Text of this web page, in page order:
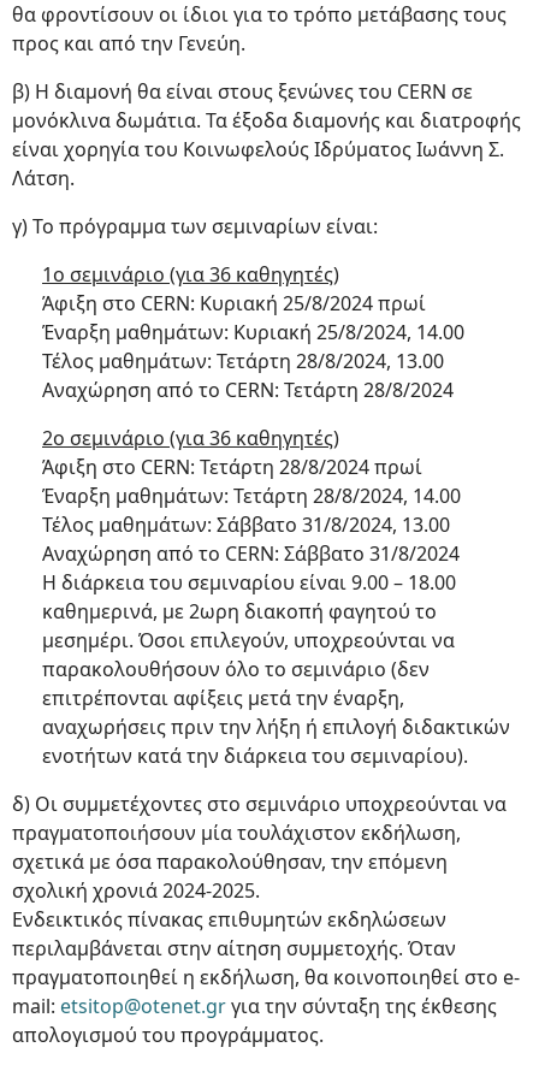
θα φροντίσουν οι ίδιοι για το τρόπο μετάβασης τους
προς και από την Γενεύη.
β) Η διαμονή θα είναι στους ξενώνες του CERN σε
μονόκλινα δωμάτια. Τα έξοδα διαμονής και διατροφής
είναι χορηγία του Κοινωφελούς Ιδρύματος Ιωάννη Σ.
Λάτση.
γ) Το πρόγραμμα των σεμιναρίων είναι:
1ο σεμινάριο (για 36 καθηγητές)
Άφιξη στο CERN: Κυριακή 25/8/2024 πρωί
Έναρξη μαθημάτων: Κυριακή 25/8/2024, 14.00
Τέλος μαθημάτων: Τετάρτη 28/8/2024, 13.00
Αναχώρηση από το CERN: Τετάρτη 28/8/2024
2ο σεμινάριο (για 36 καθηγητές)
Άφιξη στο CERN: Τετάρτη 28/8/2024 πρωί
Έναρξη μαθημάτων: Τετάρτη 28/8/2024, 14.00
Τέλος μαθημάτων: Σάββατο 31/8/2024, 13.00
Αναχώρηση από το CERN: Σάββατο 31/8/2024
Η διάρκεια του σεμιναρίου είναι 9.00 – 18.00
καθημερινά, με 2ωρη διακοπή φαγητού το
μεσημέρι. Όσοι επιλεγούν, υποχρεούνται να
παρακολουθήσουν όλο το σεμινάριο (δεν
επιτρέπονται αφίξεις μετά την έναρξη,
αναχωρήσεις πριν την λήξη ή επιλογή διδακτικών
ενοτήτων κατά την διάρκεια του σεμιναρίου).
δ) Οι συμμετέχοντες στο σεμινάριο υποχρεούνται να
πραγματοποιήσουν μία τουλάχιστον εκδήλωση,
σχετικά με όσα παρακολούθησαν, την επόμενη
σχολική χρονιά 2024-2025.
Ενδεικτικός πίνακας επιθυμητών εκδηλώσεων
περιλαμβάνεται στην αίτηση συμμετοχής. Όταν
πραγματοποιηθεί η εκδήλωση, θα κοινοποιηθεί στο e-
mail: etsitop@otenet.grγια την σύνταξη της έκθεσης
απολογισμού του προγράμματος.